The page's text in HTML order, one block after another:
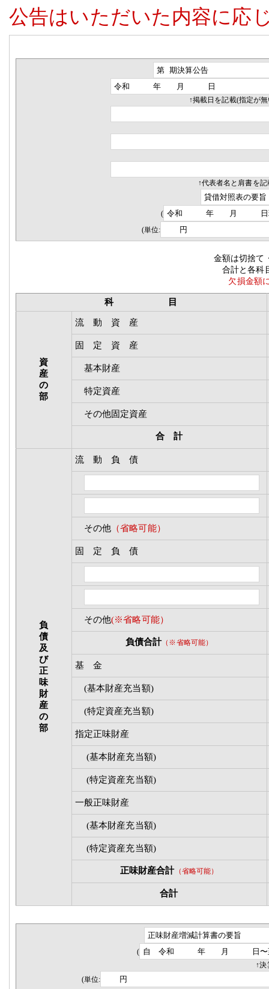
公告はいただいた内容に応
↑掲載日を記載(指定が
↑代表者名と肩書を
(
(単位:
金額は切捨て
合計と各科目の足し
欠損金額には△
科 目
資
産
の
部
流 動 資 産
固 定 資 産
基本財産
特定資産
その他固定資産
合 計
負
債
及
び
正
味
財
産
の
部
流 動 負 債
その他 （省略可能）
固 定 負 債
その他(※省略可能）
負債合計（※省略可能）
基 金
(基本財産充当額)
(特定資産充当額)
指定正味財産
(基本財産充当額)
(特定資産充当額)
一般正味財産
(基本財産充当額)
(特定資産充当額)
正味財産合計（省略可能）
合計
(
↑決
(単位: